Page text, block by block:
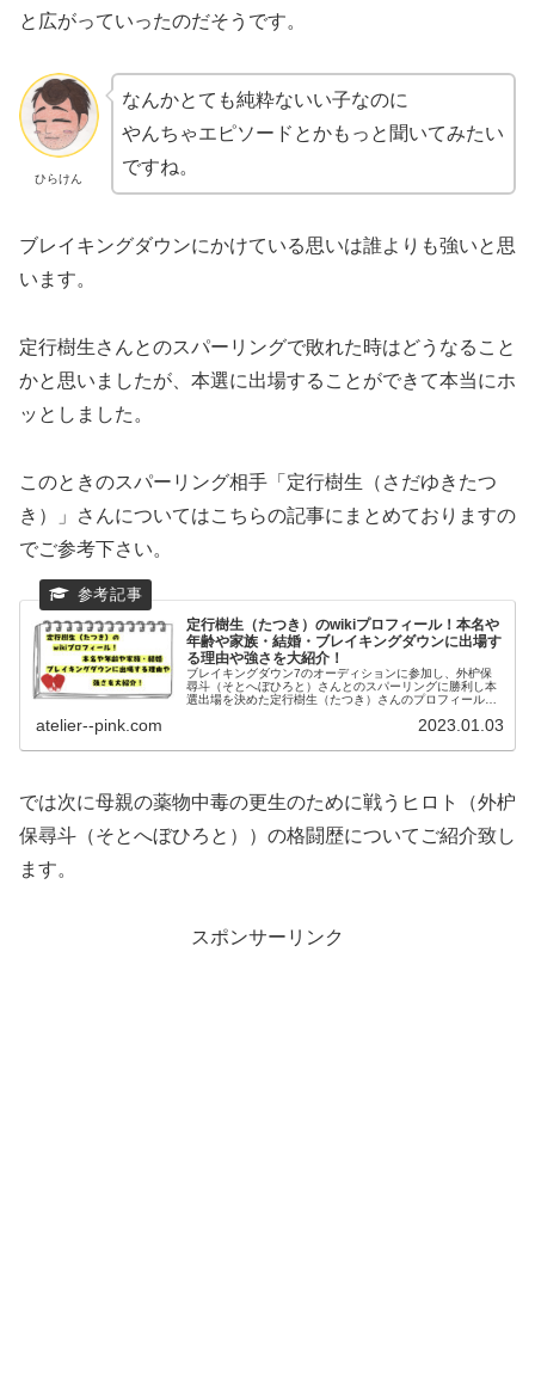
と広がっていったのだそうです。
ひらけん
なんかとても純粋ないい子なのに
やんちゃエピソードとかもっと聞いてみたい
ですね。
ブレイキングダウンにかけている思いは誰よりも強いと思
います。
定行樹生さんとのスパーリングで敗れた時はどうなること
かと思いましたが、本選に出場することができて本当にホ
ッとしました。
このときのスパーリング相手「定行樹生（さだゆきたつ
き）」さんについてはこちらの記事にまとめておりますの
でご参考下さい。
定行樹生（たつき）のwikiプロフィール！本名や
年齢や家族・結婚・ブレイキングダウンに出場す
る理由や強さを大紹介！
ブレイキングダウン7のオーディションに参加し、外枦保
尋斗（そとへぼひろと）さんとのスパーリングに勝利し本
選出場を決めた定行樹生（たつき）さんのプロフィールを
atelier--pink.com 2023.01.03
では次に母親の薬物中毒の更生のために戦うヒロト（外枦
保尋斗（そとへぼひろと））の格闘歴についてご紹介致し
ます。
スポンサーリンク